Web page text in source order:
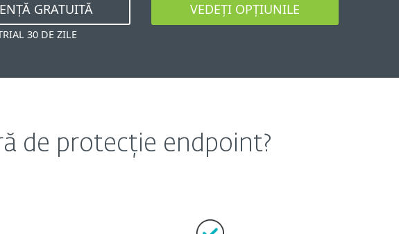
GRATUITĂ
30 DE ZILE
VEDEȚI OPȚIUNILE
de protecție endpoint?